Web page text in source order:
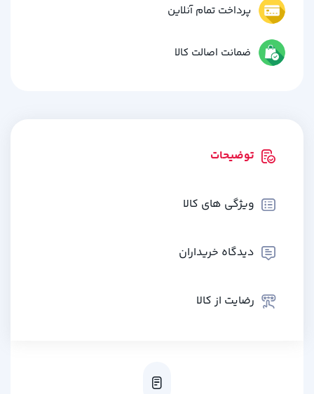
پرداخت تمام آنلاین
ضمانت اصالت کالا
توضیحات
ویژگی های کالا
دیدگاه خریداران
رضایت از کالا